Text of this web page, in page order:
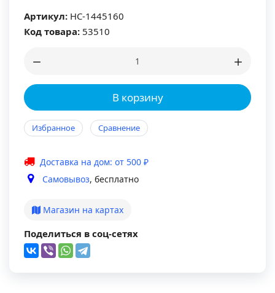
Артикул: HC-1445160
Код товара: 53510
В корзину
Избранное Сравнение
Доставка на дом: от 500 ₽
Самовывоз, бесплатно
Магазин на картах
Поделиться в соц-сетях